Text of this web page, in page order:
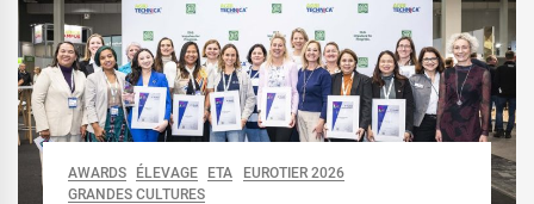
AWARDS ÉLEVAGE ETA
EUROTIER 2026
GRANDES CULTURES